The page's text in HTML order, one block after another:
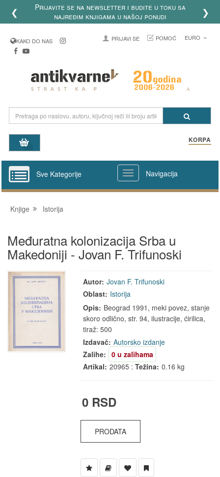
❮
Prijavite se na newsletter i budite u toku sa
najređim knjigama u našoj ponudi
❯
KAKO DO NAS PRIJAVI SE POMOĆ EURO
KORPA
Sve Kategorije Navigacija
Knjige Istorija
Međuratna kolonizacija Srba u
Makedoniji - Jovan F. Trifunoski
Autor: Jovan F. Trifunoski
Oblast: Istorija
Opis: Beograd 1991, meki povez, stanje
skoro odlično, str. 94, ilustracije, ćirilica,
tiraž: 500
Izdavač: Autorsko izdanje
Zalihe:
0 u zalihama
Artikal: 20965 :Težina: 0.16 kg
0 RSD
PRODATA